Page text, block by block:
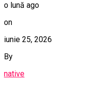
o lună ago
on
iunie 25, 2026
By
native